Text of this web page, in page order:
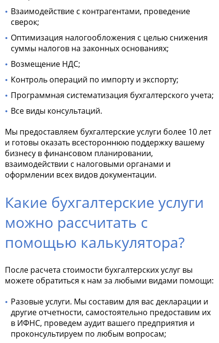
Взаимодействие с контрагентами, проведение
сверок;
Оптимизация налогообложения с целью снижения
суммы налогов на законных основаниях;
Возмещение НДС;
Контроль операций по импорту и экспорту;
Программная систематизация бухгалтерского учета;
Все виды консультаций.
Мы предоставляем бухгалтерские услуги более 10 лет
и готовы оказать всестороннюю поддержку вашему
бизнесу в финансовом планировании,
взаимодействии с налоговыми органами и
оформлении всех видов документации.
Какие бухгалтерские услуги
можно рассчитать с
помощью калькулятора?
После расчета стоимости бухгалтерских услуг вы
можете обратиться к нам за любыми видами помощи:
Разовые услуги. Мы составим для вас декларации и
другие отчетности, самостоятельно предоставим их
в ИФНС, проведем аудит вашего предприятия и
проконсультируем по любым вопросам;